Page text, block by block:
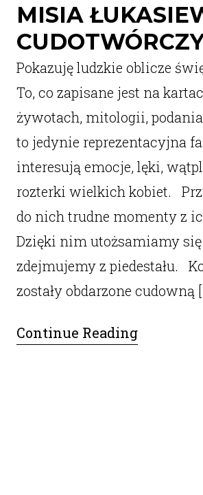
MISIA
Pokazuję ludzkie oblicze
To, co zapisane jest na
żywotach, mitologii,
to jedynie reprezentacyjna
interesują emocje, lęki,
rozterki wielkich kobiet.
do nich trudne momenty z
Dzięki nim utożsamiamy
zdejmujemy z piedestału.
zostały obdarzone cudowną
Continue Reading